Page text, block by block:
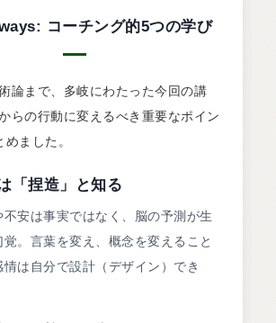
コーチング的5つの学び
論まで、多岐にわたった今回の講
らの行動に変えるべき重要なポイン
めました。
「捏造」と知る
不安は事実ではなく、脳の予測が生
覚。言葉を変え、概念を変えること
情は自分で設計（デザイン）でき